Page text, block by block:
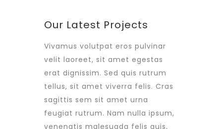
Our Latest Projects
Vivamus volutpat eros pulvinar
velit laoreet, sit amet egestas
erat dignissim. Sed quis rutrum
tellus, sit amet viverra felis. Cras
sagittis sem sit amet urna
feugiat rutrum. Nam nulla ipsum,
venenatis malesuada felis quis,